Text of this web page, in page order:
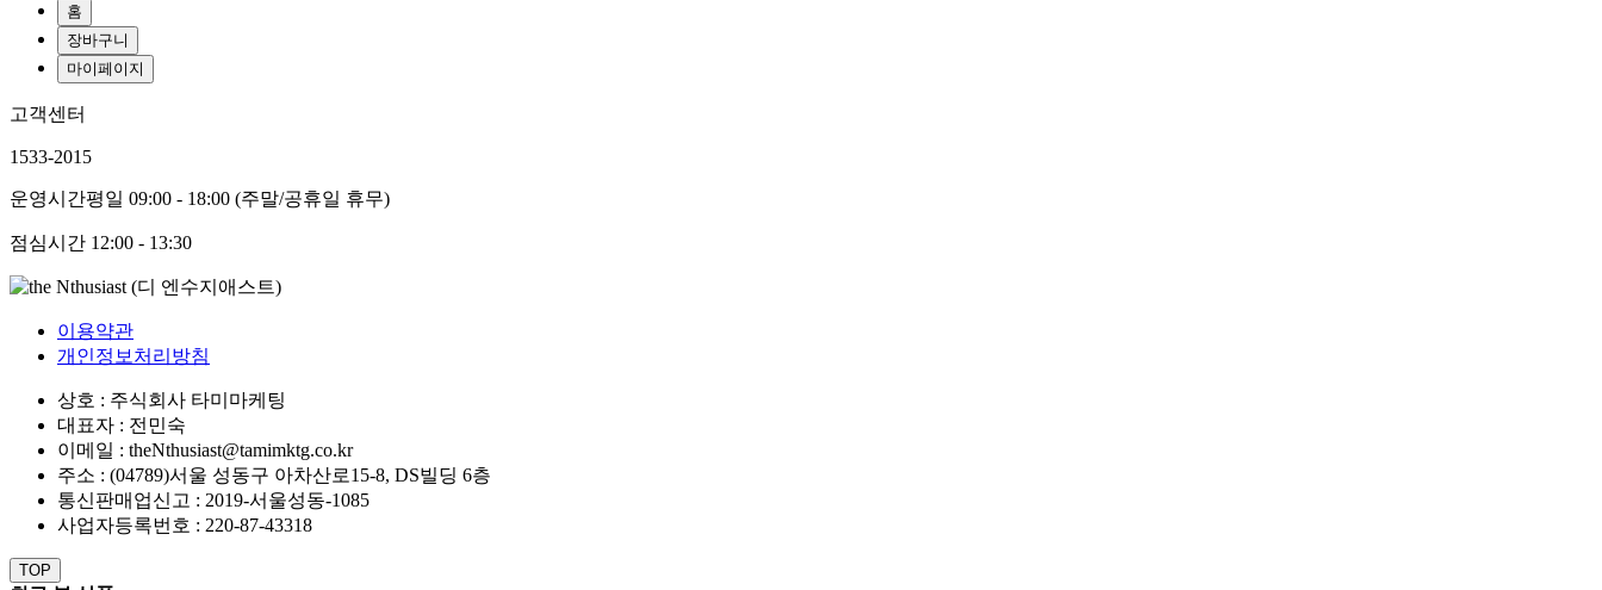
홈
장바구니
마이페이지
고객센터
1533-2015
운영시간평일 09:00 - 18:00 (주말/공휴일 휴무)
점심시간 12:00 - 13:30
이용약관
개인정보처리방침
상호 : 주식회사 타미마케팅
대표자 : 전민숙
이메일 : theNthusiast@tamimktg.co.kr
주소 : (04789)서울 성동구 아차산로15-8, DS빌딩 6층
통신판매업신고 : 2019-서울성동-1085
사업자등록번호 : 220-87-43318
TOP